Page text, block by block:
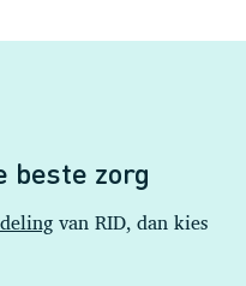
beste zorg
van RID, dan kies